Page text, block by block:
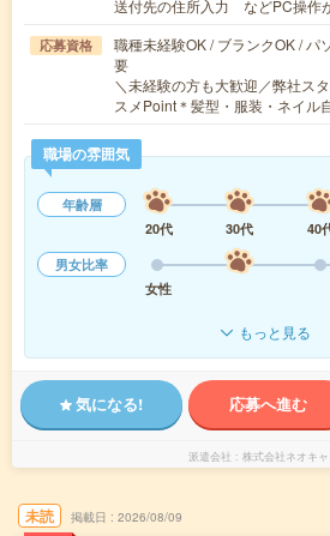
送付先の住所入力 などPC操作
応募資格
職種未経験OK / ブランクOK / パ
要
＼未経験の方も大歓迎／弊社ス
スメPoint＊髪型・服装・ネイル
職場の雰囲気
年齢層
20代
30代 40
男女比率
女性
もっと見る
気になる! 応募へ進む
派遣会社 株式会社ネオキ
未読 掲載日 2026/08/09